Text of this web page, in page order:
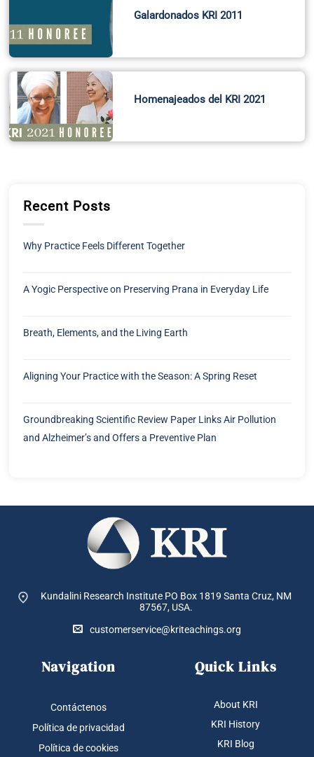
Galardonados KRI 2011
Homenajeados del KRI 2021
Recent Posts
Why Practice Feels Different Together
A Yogic Perspective on Preserving Prana in Everyday Life
Breath, Elements, and the Living Earth
Aligning Your Practice with the Season: A Spring Reset
Groundbreaking Scientific Review Paper Links Air Pollution
and Alzheimer’s and Offers a Preventive Plan
Kundalini Research Institute PO Box 1819 Santa Cruz, NM
87567, USA.
customerservice@kriteachings.org
Navigation
Contáctenos
Política de privacidad
Política de cookies
Quick Links
About KRI
KRI History
KRI Blog